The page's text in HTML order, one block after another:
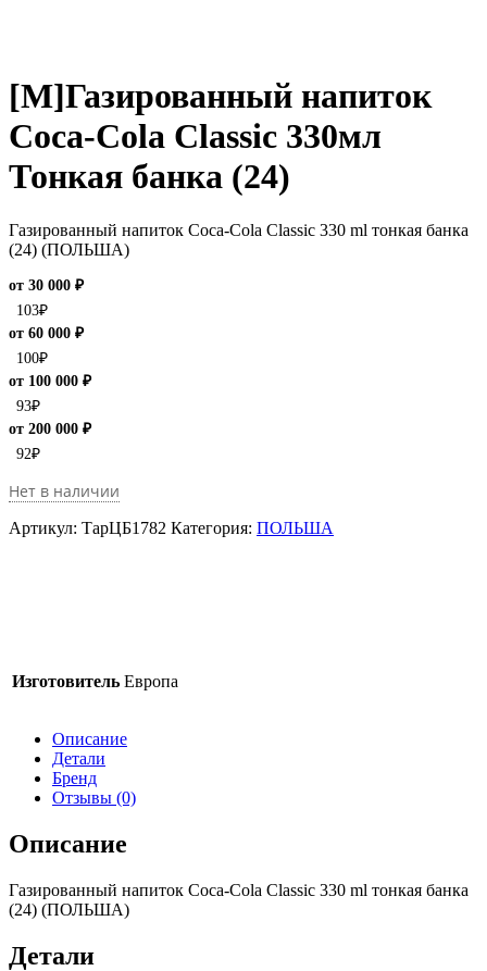
[M]Газированный напиток
Coca-Cola Classic 330мл
Тонкая банка (24)
Газированный напиток Coca-Cola Classic 330 ml тонкая банка
(24) (ПОЛЬША)
от 30 000 ₽
103₽
от 60 000 ₽
100₽
от 100 000 ₽
93₽
от 200 000 ₽
92₽
Нет в наличии
Артикул: ТарЦБ1782 Категория: ПОЛЬША
Изготовитель Европа
Описание
Детали
Бренд
Отзывы (0)
Описание
Газированный напиток Coca-Cola Classic 330 ml тонкая банка
(24) (ПОЛЬША)
Детали